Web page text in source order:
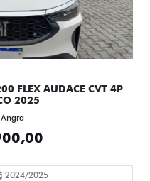
FLEX AUDACE CVT 4P
2025
2024/2025